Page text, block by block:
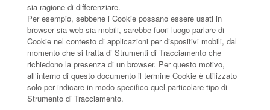
sia ragione di differenziare.
Per esempio, sebbene i Cookie possano essere usati in
browser sia web sia mobili, sarebbe fuori luogo parlare di
Cookie nel contesto di applicazioni per dispositivi mobili, dal
momento che si tratta di Strumenti di Tracciamento che
richiedono la presenza di un browser. Per questo motivo,
all’interno di questo documento il termine Cookie è utilizzato
solo per indicare in modo specifico quel particolare tipo di
Strumento di Tracciamento.